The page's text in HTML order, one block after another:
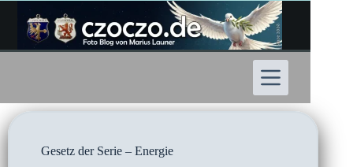
Inhalt
springen
Gesetz der Serie – Energie